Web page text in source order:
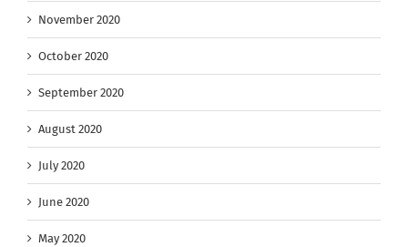
November 2020
October 2020
September 2020
August 2020
July 2020
June 2020
May 2020